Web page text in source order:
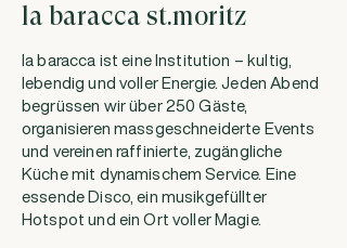
la baracca st.moritz
la baracca ist eine Institution – kultig,
lebendig und voller Energie. Jeden Abend
begrüssen wir über 250 Gäste,
organisieren massgeschneiderte Events
und vereinen raffinierte, zugängliche
Küche mit dynamischem Service. Eine
essende Disco, ein musikgefüllter
Hotspot und ein Ort voller Magie.